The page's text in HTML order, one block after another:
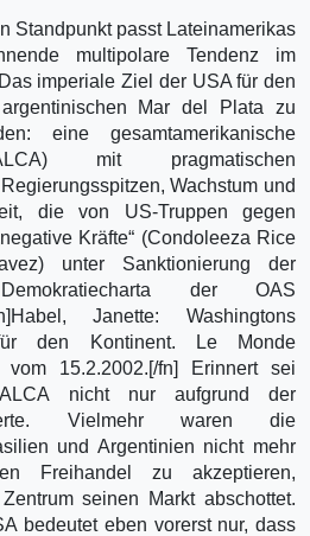
Standpunkt passt Lateinamerikas
multipolare Tendenz im
imperiale Ziel der USA für den
Mar del Plata zu
eine gesamtamerikanische
mit pragmatischen
Wachstum und
die von US-Truppen gegen
Kräfte“ (Condoleeza Rice
unter Sanktionierung der
Demokratiecharta der OAS
Janette: Washingtons
für den Kontinent. Le Monde
15.2.2002.[/fn] Erinnert sei
nicht nur aufgrund der
Vielmehr waren die
und Argentinien nicht mehr
Freihandel zu akzeptieren,
seinen Markt abschottet.
bedeutet eben vorerst nur, dass